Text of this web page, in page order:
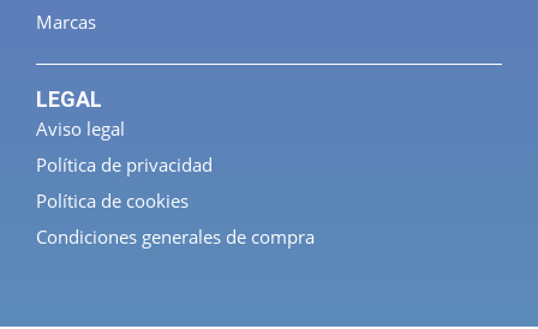
Marcas
LEGAL
Aviso legal
Política de privacidad
Política de cookies
Condiciones generales de compra